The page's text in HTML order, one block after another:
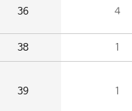
36 4
38 1
39 1